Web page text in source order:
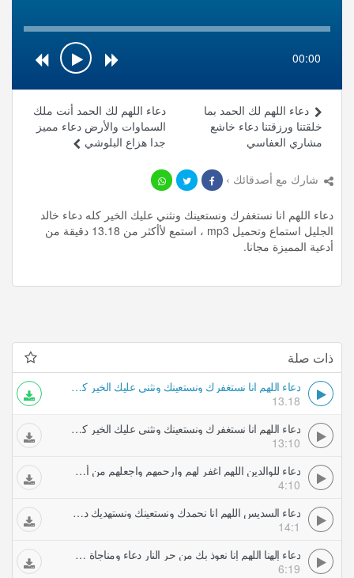
00:00
دعاء اللهم لك الحمد أنت ملك
السماوات والأرض دعاء مميز
جدا هزاع البلوشي
دعاء اللهم لك الحمد بما
خلقتنا ورزقتنا دعاء خاشع
مشاري العفاسي
شارك مع أصدقائك ›
دعاء اللهم انا نستغفرك ونستعينك ونثني عليك الخير كله دعاء خالد
الجليل استماع وتحميل mp3 ، استمع لأأكثر من 13.18 دقيقة من
أدعية المميزة مجانا.
ذات صلة
دعاء اللهم انا نستغفرك ونستعينك ونثني عليك الخير كله دعاء خالد الجليل
13.18
دعاء اللهم انا نستغفرك ونستعينك ونثني عليك الخير كله دعاء خالد الجليل
13:10
دعاء للوالدين اللهم اغفر لهم وارحمهم واجعلهم من أهل الجنة خالد الجليل
4:10
دعاء السديس اللهم انا نحمدك ونستعينك ونستهديك دعاء خاشع و مؤثر عبد الرحمان السديس
14:1
دعاء إلهنا اللهم إنا نعوذ بك من حر النار دعاء ومناجاة مبكية خالد الجليل
6:19